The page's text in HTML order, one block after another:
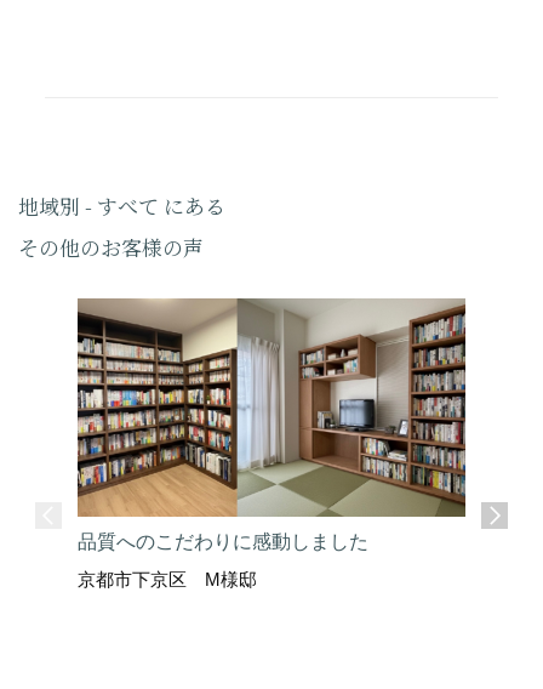
地域別 - すべて にある
その他のお客様の声
品質へのこだわりに感動しました
京都市下京区 M様邸